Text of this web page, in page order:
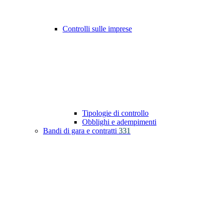
Controlli sulle imprese
Tipologie di controllo
Obblighi e adempimenti
Bandi di gara e contratti 331